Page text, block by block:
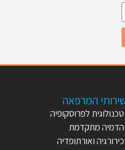
המרפאה
טכנולוגית לפרוסקופיה
הדמיה מתקדמת
כירורגיה ואורתופדיה